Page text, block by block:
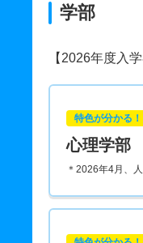
学部
【2026年度入
特色が分かる！
心理学部
＊2026年4月、